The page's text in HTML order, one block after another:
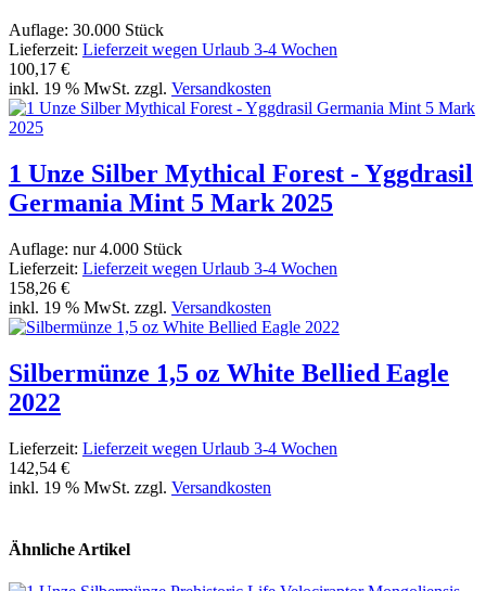
Auflage: 30.000 Stück
Lieferzeit: Lieferzeit wegen Urlaub 3-4 Wochen
100,17 €
inkl. 19 % MwSt. zzgl. Versandkosten
1 Unze Silber Mythical Forest - Yggdrasil
Germania Mint 5 Mark 2025
Auflage: nur 4.000 Stück
Lieferzeit: Lieferzeit wegen Urlaub 3-4 Wochen
158,26 €
inkl. 19 % MwSt. zzgl. Versandkosten
Silbermünze 1,5 oz White Bellied Eagle
2022
Lieferzeit: Lieferzeit wegen Urlaub 3-4 Wochen
142,54 €
inkl. 19 % MwSt. zzgl. Versandkosten
Ähnliche Artikel